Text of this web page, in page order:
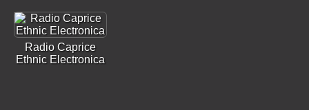
Radio Caprice
Ethnic Electronica